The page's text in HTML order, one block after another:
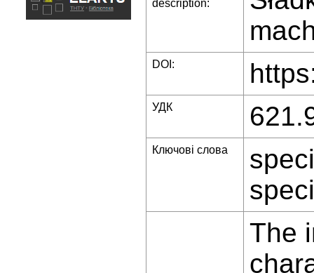
description:
DOI:
УДК
Ключові слова
The